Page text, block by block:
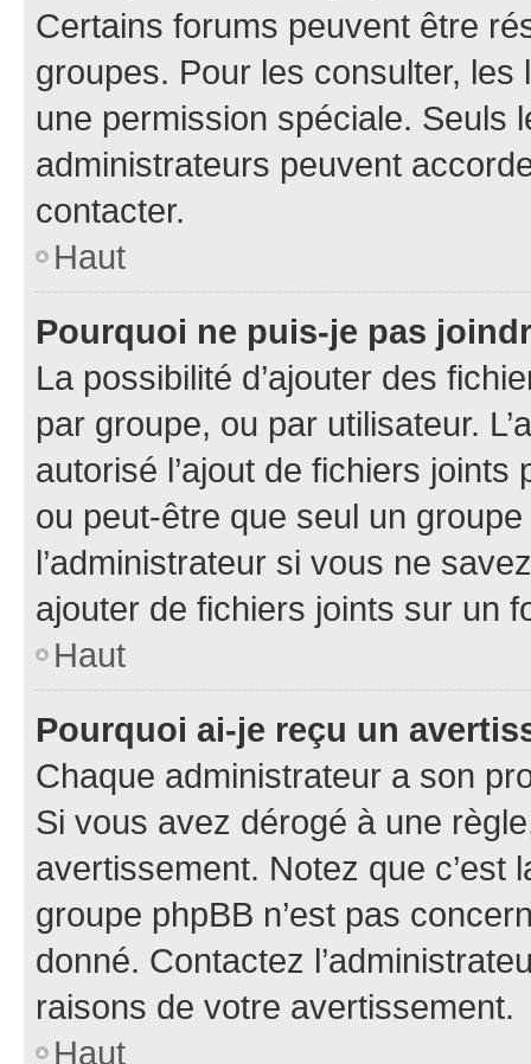
Certains forums peuvent être
groupes. Pour les consulter,
une permission spéciale. Seuls
administrateurs peuvent
contacter.
Haut
Pourquoi ne puis-je pas
La possibilité d’ajouter des
par groupe, ou par utilisateur.
autorisé l’ajout de fichiers
ou peut-être que seul un
l’administrateur si vous ne
ajouter de fichiers joints sur un
Haut
Pourquoi ai-je reçu un
Chaque administrateur a son
Si vous avez dérogé à une
avertissement. Notez que c’est
groupe phpBB n’est pas
donné. Contactez
raisons de votre avertissement.
Haut